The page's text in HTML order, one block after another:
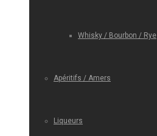
Whisky / Bourbon / Rye
Apéritifs / Amers
Liqueurs